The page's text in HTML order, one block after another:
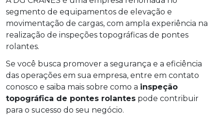
segmento de equipamentos de elevação e
movimentação de cargas, com ampla experiência na
realização de inspeções topográficas de pontes
rolantes.
Se você busca promover a segurança e a eficiência
das operações em sua empresa, entre em contato
conosco e saiba mais sobre como a inspeção
topográfica de pontes rolantes pode contribuir
para o sucesso do seu negócio.